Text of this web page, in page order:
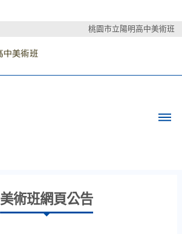
桃園市立陽明高中美術班
美術班網頁公告